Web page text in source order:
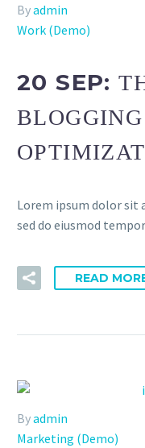
Byadmin
Work (Demo)
20 SEP:
Lorem ipsum dolor sit
sed do eiusmod
READ
Byadmin
Marketing (Demo)